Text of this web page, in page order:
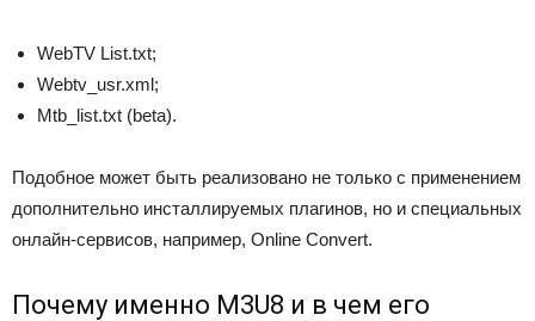
WebTV List.txt;
Webtv_usr.xml;
Mtb_list.txt (beta).
Подобное может быть реализовано не только с применением
дополнительно инсталлируемых плагинов, но и специальных
онлайн-сервисов, например, Online Convert.
Почему именно M3U8 и в чем его